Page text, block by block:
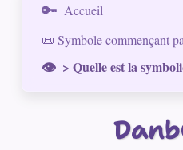
Accueil
📜 Symbole commençant
> Quelle est la